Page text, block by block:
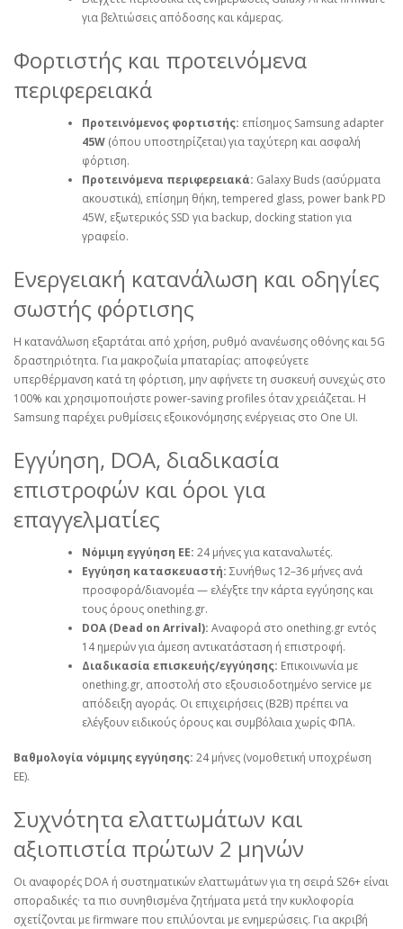
για βελτιώσεις απόδοσης και κάμερας.
Φορτιστής και προτεινόμενα
περιφερειακά
Προτεινόμενος φορτιστής: επίσημος Samsung adapter
45W (όπου υποστηρίζεται) για ταχύτερη και ασφαλή
φόρτιση.
Προτεινόμενα περιφερειακά: Galaxy Buds (ασύρματα
ακουστικά), επίσημη θήκη, tempered glass, power bank PD
45W, εξωτερικός SSD για backup, docking station για
γραφείο.
Ενεργειακή κατανάλωση και οδηγίες
σωστής φόρτισης
Η κατανάλωση εξαρτάται από χρήση, ρυθμό ανανέωσης οθόνης και 5G
δραστηριότητα. Για μακροζωία μπαταρίας: αποφεύγετε
υπερθέρμανση κατά τη φόρτιση, μην αφήνετε τη συσκευή συνεχώς στο
100% και χρησιμοποιήστε power‑saving profiles όταν χρειάζεται. Η
Samsung παρέχει ρυθμίσεις εξοικονόμησης ενέργειας στο One UI.
Εγγύηση, DOA, διαδικασία
επιστροφών και όροι για
επαγγελματίες
Νόμιμη εγγύηση ΕΕ: 24 μήνες για καταναλωτές.
Εγγύηση κατασκευαστή: Συνήθως 12–36 μήνες ανά
προσφορά/διανομέα — ελέγξτε την κάρτα εγγύησης και
τους όρους onething.gr.
DOA (Dead on Arrival): Αναφορά στο onething.gr εντός
14 ημερών για άμεση αντικατάσταση ή επιστροφή.
Διαδικασία επισκευής/εγγύησης: Επικοινωνία με
onething.gr, αποστολή στο εξουσιοδοτημένο service με
απόδειξη αγοράς. Οι επιχειρήσεις (B2B) πρέπει να
ελέγξουν ειδικούς όρους και συμβόλαια χωρίς ΦΠΑ.
Βαθμολογία νόμιμης εγγύησης: 24 μήνες (νομοθετική υποχρέωση
ΕΕ).
Συχνότητα ελαττωμάτων και
αξιοπιστία πρώτων 2 μηνών
Οι αναφορές DOA ή συστηματικών ελαττωμάτων για τη σειρά S26+ είναι
σποραδικές· τα πιο συνηθισμένα ζητήματα μετά την κυκλοφορία
σχετίζονται με firmware που επιλύονται με ενημερώσεις. Για ακριβή